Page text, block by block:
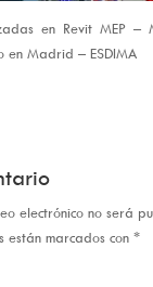
en Revit MEP –
en Madrid – ESDIMA
electrónico no será
están marcados con *